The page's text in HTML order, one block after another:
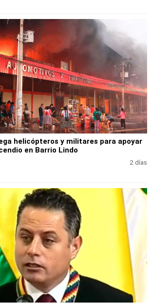
helicópteros y militares para apoyar
en Barrio Lindo
2 días